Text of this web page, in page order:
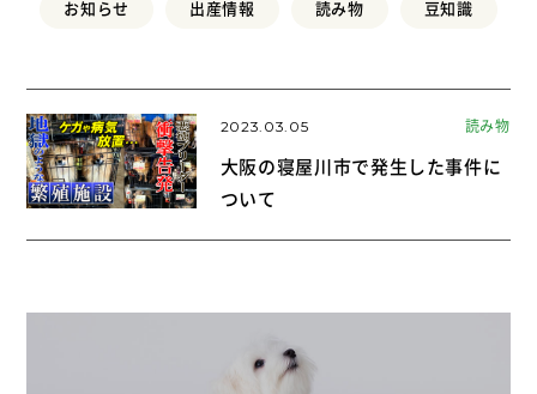
お知らせ 出産情報 読み物 豆知識
2023.03.05 読み物
大阪の寝屋川市で発生した事件に
ついて